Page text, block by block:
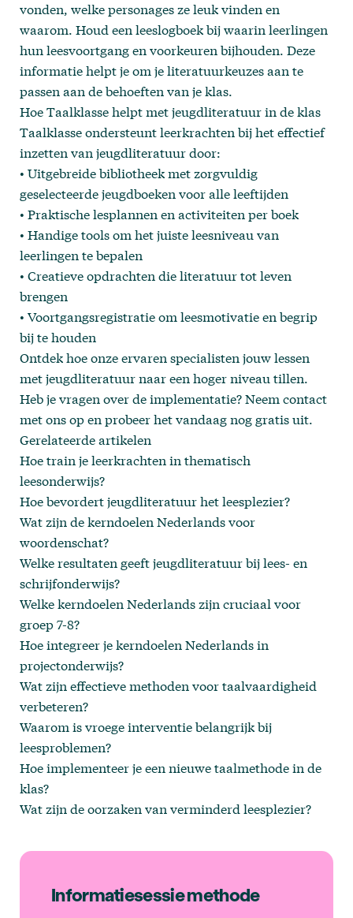
vonden, welke personages ze leuk vinden en
waarom. Houd een leeslogboek bij waarin leerlingen
hun leesvoortgang en voorkeuren bijhouden. Deze
informatie helpt je om je literatuurkeuzes aan te
passen aan de behoeften van je klas.
Hoe Taalklasse helpt met jeugdliteratuur in de klas
Taalklasseondersteunt leerkrachten bij het effectief
inzetten van jeugdliteratuur door:
• Uitgebreide bibliotheek met zorgvuldig
geselecteerde jeugdboeken voor alle leeftijden
• Praktische lesplannen en activiteiten per boek
• Handige tools om het juiste leesniveau van
leerlingen te bepalen
• Creatieve opdrachten die literatuur tot leven
brengen
• Voortgangsregistratie om leesmotivatie en begrip
bij te houden
Ontdek hoe onzeervaren specialisten jouw lessen
met jeugdliteratuur naar een hoger niveau tillen.
Heb je vragen over de implementatie?Neem contact
met ons op en probeer het vandaag nog gratis uit.
Gerelateerde artikelen
Hoe train je leerkrachten in thematisch
leesonderwijs?
Hoe bevordert jeugdliteratuur het leesplezier?
Wat zijn de kerndoelen Nederlands voor
woordenschat?
Welke resultaten geeft jeugdliteratuur bij lees- en
schrijfonderwijs?
Welke kerndoelen Nederlands zijn cruciaal voor
groep 7-8?
Hoe integreer je kerndoelen Nederlands in
projectonderwijs?
Wat zijn effectieve methoden voor taalvaardigheid
verbeteren?
Waarom is vroege interventie belangrijk bij
leesproblemen?
Hoe implementeer je een nieuwe taalmethode in de
klas?
Wat zijn de oorzaken van verminderd leesplezier?
Informatiesessie methode